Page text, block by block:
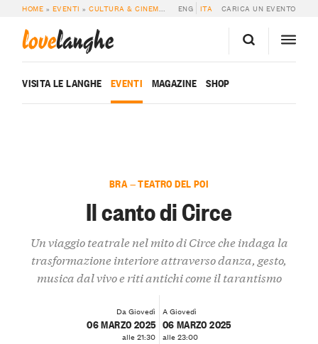
HOME » EVENTI »CULTURA & CINEMA » IL CANTO DI CIRCE
ENG ITA CARICA UN EVENTO
lovelanghe
VISITA LE LANGHE EVENTI MAGAZINE SHOP
BRA — TEATRO DEL POI
Il canto di Circe
Un viaggio teatrale nel mito di Circe che indaga la
trasformazione interiore attraverso danza, gesto,
musica dal vivo e riti antichi come il tarantismo
Da Giovedì
06 MARZO 2025
alle 21:30
A Giovedì
06 MARZO 2025
alle 23:00